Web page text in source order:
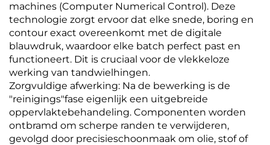
machines (Computer Numerical Control). Deze
technologie zorgt ervoor dat elke snede, boring en
contour exact overeenkomt met de digitale
blauwdruk, waardoor elke batch perfect past en
functioneert. Dit is cruciaal voor de vlekkeloze
werking van tandwielhingen.
Zorgvuldige afwerking: Na de bewerking is de
"reinigings"fase eigenlijk een uitgebreide
oppervlaktebehandeling. Componenten worden
ontbramd om scherpe randen te verwijderen,
gevolgd door precisieschoonmaak om olie, stof of